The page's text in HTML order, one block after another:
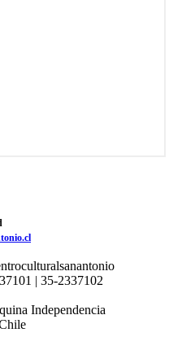
| 35-2337102
Independencia